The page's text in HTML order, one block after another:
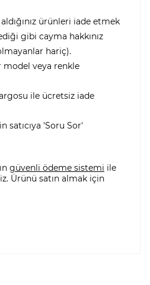
ürünleri iade etmek
gibi cayma hakkınız
hariç).
model veya renkle
ile ücretsiz iade
satıcıya 'Soru Sor'
güvenli ödeme sistemi ile
Ürünü satın almak için